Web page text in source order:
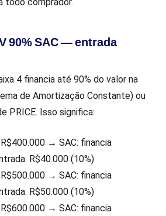
90% SAC — entrada
4 financia até 90% do valor na
de Amortização Constante) ou
PRICE. Isso significa:
→ SAC: financia
R$40.000 (10%)
→ SAC: financia
R$50.000 (10%)
→ SAC: financia